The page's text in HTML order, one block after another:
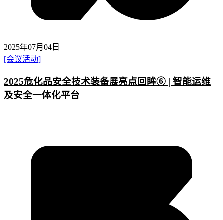
2025年07月04日
[会议活动]
2025危化品安全技术装备展亮点回眸⑥ | 智能运维
及安全一体化平台